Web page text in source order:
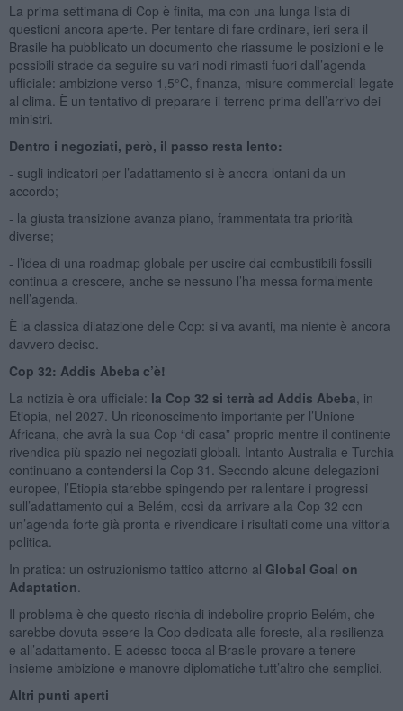
La prima settimana di Cop è finita, ma con una lunga lista di
questioni ancora aperte. Per tentare di fare ordinare, ieri sera il
Brasile ha pubblicato un documento che riassume le posizioni e le
possibili strade da seguire su vari nodi rimasti fuori dall’agenda
ufficiale: ambizione verso 1,5°C, finanza, misure commerciali legate
al clima. È un tentativo di preparare il terreno prima dell’arrivo dei
ministri.
Dentro i negoziati, però, il passo resta lento:
- sugli indicatori per l’adattamento si è ancora lontani da un
accordo;
- la giusta transizione avanza piano, frammentata tra priorità
diverse;
- l’idea di una roadmap globale per uscire dai combustibili fossili
continua a crescere, anche se nessuno l’ha messa formalmente
nell’agenda.
È la classica dilatazione delle Cop: si va avanti, ma niente è ancora
davvero deciso.
Cop 32: Addis Abeba c’è!
La notizia è ora ufficiale: la Cop 32 si terrà ad Addis Abeba , in
Etiopia, nel 2027. Un riconoscimento importante per l’Unione
Africana, che avrà la sua Cop “di casa” proprio mentre il continente
rivendica più spazio nei negoziati globali. Intanto Australia e Turchia
continuano a contendersi la Cop 31. Secondo alcune delegazioni
europee, l’Etiopia starebbe spingendo per rallentare i progressi
sull’adattamento qui a Belém, così da arrivare alla Cop 32 con
un’agenda forte già pronta e rivendicare i risultati come una vittoria
politica.
In pratica: un ostruzionismo tattico attorno al Global Goal on
Adaptation
Il problema è che questo rischia di indebolire proprio Belém, che
sarebbe dovuta essere la Cop dedicata alle foreste, alla resilienza
e all’adattamento. E adesso tocca al Brasile provare a tenere
insieme ambizione e manovre diplomatiche tutt’altro che semplici.
Altri punti aperti